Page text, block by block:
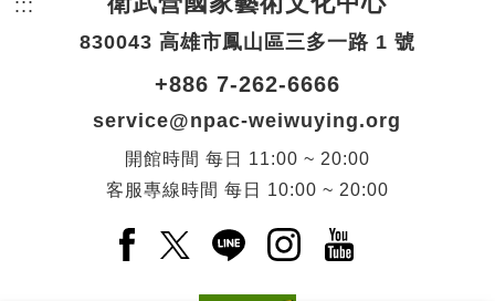
::: 頁尾網站資訊。
830043 高雄市鳳山區三多一路 1 號
+886 7-262-6666
service@npac-weiwuying.org
開館時間 每日
11:00 ~ 20:00
客服專線時間 每日 10:00 ~ 20:00
Facebook(另開新視窗)
X(另開新視窗)
LINE(另開新視窗)
Instagram(另開新視
YouTube(另開